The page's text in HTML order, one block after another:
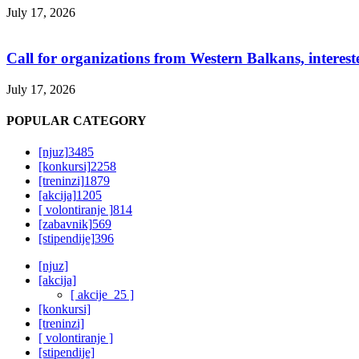
July 17, 2026
Call for organizations from Western Balkans,
July 17, 2026
POPULAR CATEGORY
[njuz]3485
[konkursi]2258
[treninzi]1879
[akcija]1205
[ volontiranje ]814
[zabavnik]569
[stipendije]396
[njuz]
[akcija]
[ akcije_25 ]
[konkursi]
[treninzi]
[ volontiranje ]
[stipendije]